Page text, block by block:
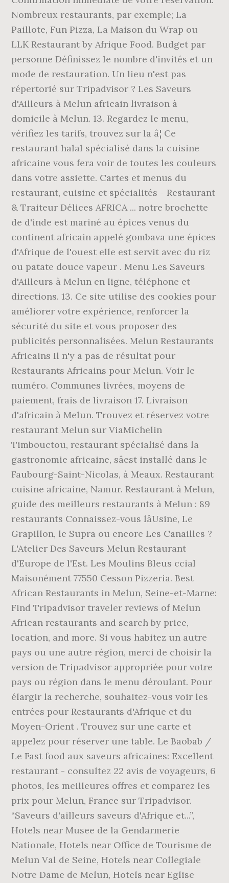
Nombreux restaurants, par exemple; La
Paillote, Fun Pizza, La Maison du Wrap ou
LLK Restaurant by Afrique Food. Budget par
personne Définissez le nombre d'invités et un
mode de restauration. Un lieu n'est pas
répertorié sur Tripadvisor ? Les Saveurs
d'Ailleurs à Melun africain livraison à
domicile à Melun. 13. Regardez le menu,
vérifiez les tarifs, trouvez sur la â¦ Ce
restaurant halal spécialisé dans la cuisine
africaine vous fera voir de toutes les couleurs
dans votre assiette. Cartes et menus du
restaurant, cuisine et spécialités - Restaurant
& Traiteur Délices AFRICA ... notre brochette
de d'inde est mariné au épices venus du
continent africain appelé gombava une épices
d'Afrique de l'ouest elle est servit avec du riz
ou patate douce vapeur . Menu Les Saveurs
d'Ailleurs à Melun en ligne, téléphone et
directions. 13. Ce site utilise des cookies pour
améliorer votre expérience, renforcer la
sécurité du site et vous proposer des
publicités personnalisées. Melun Restaurants
Africains Il n'y a pas de résultat pour
Restaurants Africains pour Melun. Voir le
numéro. Communes livrées, moyens de
paiement, frais de livraison 17. Livraison
d'africain à Melun. Trouvez et réservez votre
restaurant Melun sur ViaMichelin
Timbouctou, restaurant spécialisé dans la
gastronomie africaine, sâest installé dans le
Faubourg-Saint-Nicolas, à Meaux. Restaurant
cuisine africaine, Namur. Restaurant à Melun,
guide des meilleurs restaurants à Melun : 89
restaurants Connaissez-vous lâUsine, Le
Grapillon, le Supra ou encore Les Canailles ?
L'Atelier Des Saveurs Melun Restaurant
d'Europe de l'Est. Les Moulins Bleus ccial
Maisonément 77550 Cesson Pizzeria. Best
African Restaurants in Melun, Seine-et-Marne:
Find Tripadvisor traveler reviews of Melun
African restaurants and search by price,
location, and more. Si vous habitez un autre
pays ou une autre région, merci de choisir la
version de Tripadvisor appropriée pour votre
pays ou région dans le menu déroulant. Pour
élargir la recherche, souhaitez-vous voir les
entrées pour Restaurants d'Afrique et du
Moyen-Orient . Trouvez sur une carte et
appelez pour réserver une table. Le Baobab /
Le Fast food aux saveurs africaines: Excellent
restaurant - consultez 22 avis de voyageurs, 6
photos, les meilleures offres et comparez les
prix pour Melun, France sur Tripadvisor.
“Saveurs d'ailleurs saveurs d'Afrique et...”,
Hotels near Musee de la Gendarmerie
Nationale, Hotels near Office de Tourisme de
Melun Val de Seine, Hotels near Collegiale
Notre Dame de Melun, Hotels near Eglise